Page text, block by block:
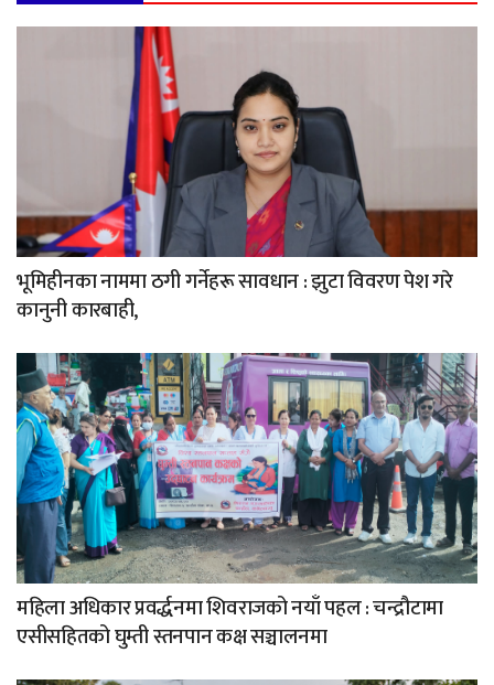
भूमिहीनका नाममा ठगी गर्नेहरू सावधान : झुटा विवरण पेश गरे
कानुनी कारबाही,
महिला अधिकार प्रवर्द्धनमा शिवराजको नयाँ पहल : चन्द्रौटामा
एसीसहितको घुम्ती स्तनपान कक्ष सञ्चालनमा